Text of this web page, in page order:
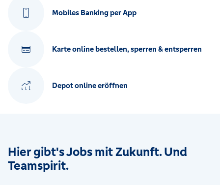
Mobiles Banking per App
Karte online bestellen, sperren & entsperren
Depot online eröffnen
Hier gibt's Jobs mit Zukunft. Und
Teamspirit.